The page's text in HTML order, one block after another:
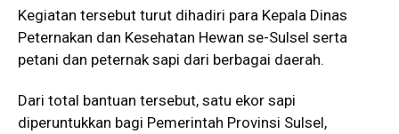
Kegiatan tersebut turut dihadiri para Kepala Dinas
Peternakan dan Kesehatan Hewan se-Sulsel serta
petani dan peternak sapi dari berbagai daerah.
Dari total bantuan tersebut, satu ekor sapi
diperuntukkan bagi Pemerintah Provinsi Sulsel,